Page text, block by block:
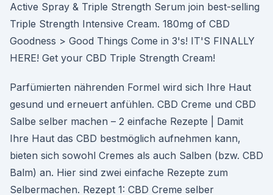
Active Spray & Triple Strength Serum join best-selling
Triple Strength Intensive Cream. 180mg of CBD
Goodness > Good Things Come in 3's! IT'S FINALLY
HERE! Get your CBD Triple Strength Cream!
Parfümierten nährenden Formel wird sich Ihre Haut
gesund und erneuert anfühlen. CBD Creme und CBD
Salbe selber machen – 2 einfache Rezepte | Damit
Ihre Haut das CBD bestmöglich aufnehmen kann,
bieten sich sowohl Cremes als auch Salben (bzw. CBD
Balm) an. Hier sind zwei einfache Rezepte zum
Selbermachen. Rezept 1: CBD Creme selber